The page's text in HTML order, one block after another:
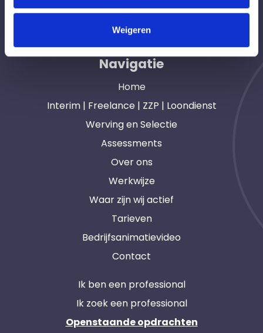
Weigeren
opdrachtgevers en interim, freelance en ZZP
professionals in heel Nederland. Ook loondienst.
Navigatie
Home
Interim | Freelance | ZZP | Loondienst
Werving en Selectie
Assessments
Over ons
Werkwijze
Waar zijn wij actief
Tarieven
Bedrijfsanimatievideo
Contact
Ik ben een professional
Ik zoek een professional
Openstaande opdrachten